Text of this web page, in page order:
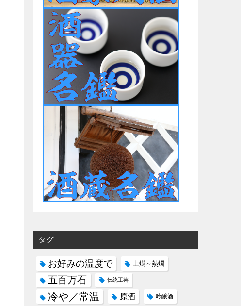
タグ
お好みの温度で 上燗～熱燗
五百万石 伝統工芸
冷や／常温 原酒 吟醸酒